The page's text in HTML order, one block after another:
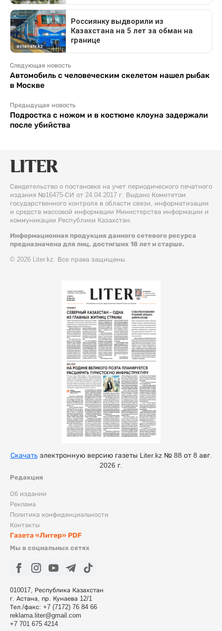
Следующая новость
Автомобиль с человеческим скелетом нашел рыбак
в Москве
Предыдущая новость
Подростка с ножом и в костюме клоуна задержали
после убийства
Свидетельство о постановке на учет периодического печатного
издания №16475-СИ от 24.04.2017 г. Выдано Комитетом
государственного контроля в области связи, информатизации
и средств массовой информации Министерства информации и
коммуникации Республики Казахстан.
Информационная продукция данного сетевого ресурса
предназначена для лиц, достигших 18 лет и старше.
© 2026 Liter.kz. Все права защищены.
Редакция
Об издании
Реклама
Политика конфиденциальности
Контакты
Газета «Литер» PDF
Мы в социальных сетях
010017, Республика Казахстан
г. Астана, пр. Кунаева 12/1
Тел./факс: +7 (7172) 76 84 66
reklama.liter@gmail.com
+7 701 675 4214
Скачатьэлектронную версию газеты Liter.kz № 88 от 8 авг.
2026 г.